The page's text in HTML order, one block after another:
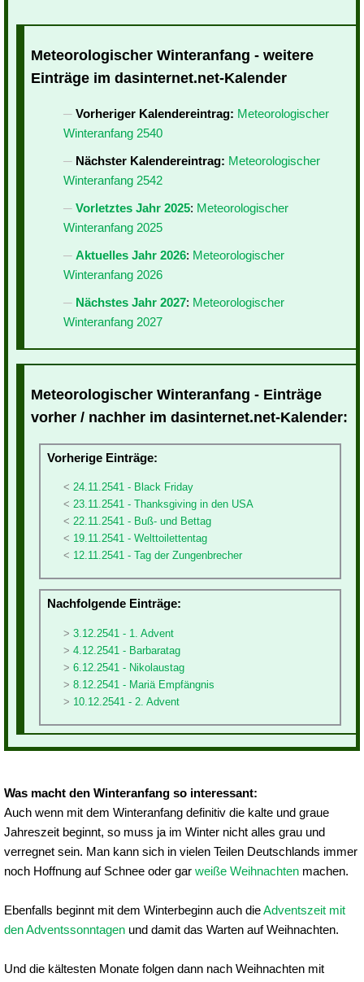
Meteorologischer Winteranfang - weitere
Einträge im dasinternet.net-Kalender
Vorheriger Kalendereintrag: Meteorologischer
Winteranfang 2540
Nächster Kalendereintrag: Meteorologischer
Winteranfang 2542
Vorletztes Jahr 2025: Meteorologischer
Winteranfang 2025
Aktuelles Jahr 2026: Meteorologischer
Winteranfang 2026
Nächstes Jahr 2027: Meteorologischer
Winteranfang 2027
Meteorologischer Winteranfang - Einträge
vorher / nachher im dasinternet.net-Kalender:
Vorherige Einträge:
24.11.2541 - Black Friday
23.11.2541 - Thanksgiving in den USA
22.11.2541 - Buß- und Bettag
19.11.2541 - Welttoilettentag
12.11.2541 - Tag der Zungenbrecher
Nachfolgende Einträge:
3.12.2541 - 1. Advent
4.12.2541 - Barbaratag
6.12.2541 - Nikolaustag
8.12.2541 - Mariä Empfängnis
10.12.2541 - 2. Advent
Was macht den Winteranfang so interessant:
Auch wenn mit dem Winteranfang definitiv die kalte und graue
Jahreszeit beginnt, so muss ja im Winter nicht alles grau und
verregnet sein. Man kann sich in vielen Teilen Deutschlands immer
noch Hoffnung auf Schnee oder gar weiße Weihnachten machen.
Ebenfalls beginnt mit dem Winterbeginn auch dieAdventszeit mit
den Adventssonntagen und damit das Warten auf Weihnachten.
Und die kältesten Monate folgen dann nach Weihnachten mit